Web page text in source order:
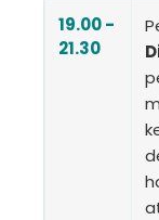
19.00 -
21.30